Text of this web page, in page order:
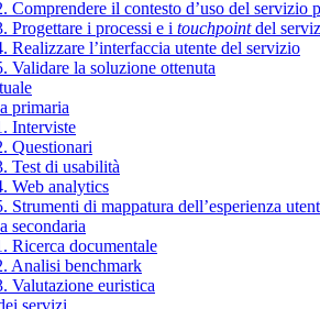
Comprendere il contesto d’uso del servizio
Progettare i processi e i touchpointdel
Realizzare l’interfaccia utente del servizio
Validare la soluzione ottenuta
primaria
Interviste
Questionari
Test di usabilità
Web analytics
Strumenti di mappatura dell’esperienza
secondaria
Ricerca documentale
Analisi benchmark
Valutazione euristica
servizi